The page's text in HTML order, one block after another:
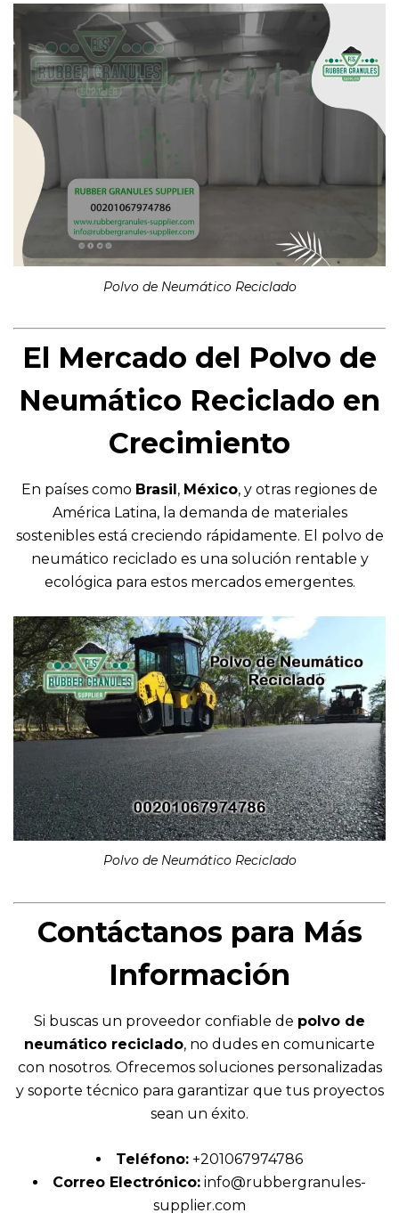
Polvo de Neumático Reciclado
El Mercado del Polvo de
Neumático Reciclado en
Crecimiento
En países como Brasil, México, y otras regiones de
América Latina, la demanda de materiales
sostenibles está creciendo rápidamente. El polvo de
neumático reciclado es una solución rentable y
ecológica para estos mercados emergentes.
Polvo de Neumático Reciclado
Contáctanos para Más
Información
Si buscas un proveedor confiable de polvo de
neumático reciclado, no dudes en comunicarte
con nosotros. Ofrecemos soluciones personalizadas
y soporte técnico para garantizar que tus proyectos
sean un éxito.
Teléfono: +201067974786
Correo Electrónico: info@rubbergranules-
supplier.com